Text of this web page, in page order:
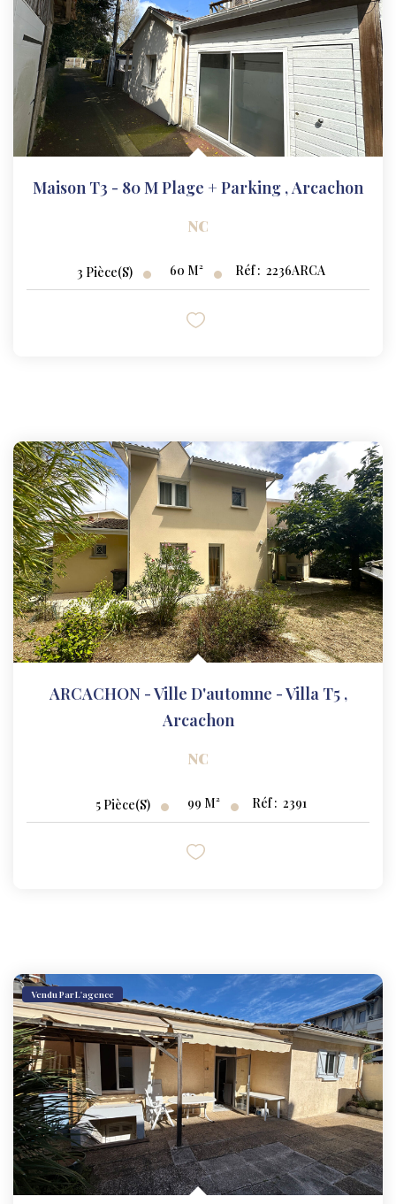
Maison T3 - 80 M Plage + Parking ,Arcachon
NC
3 Pièce(s) 60 M² Réf : 2236ARCA
ARCACHON - Ville D'automne - Villa T5 ,
Arcachon
NC
5 Pièce(s) 99 M² Réf : 2391
Vendu Par L'agence